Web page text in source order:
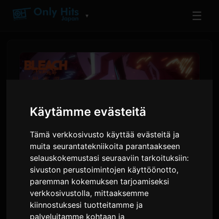
Käytämme evästeitä
Tämä verkkosivusto käyttää evästeitä ja
muita seurantatekniikoita parantaakseen
selauskokemustasi seuraaviin tarkoituksiin:
sivuston perustoimintojen käyttöönotto,
paremman kokemuksen tarjoamiseksi
verkkosivustolla, mittaaksemme
kiinnostuksesi tuotteitamme ja
palveluitamme kohtaan ja
▼ ☰
BLEACH -sarjan viimeinen
osio paljastaa 9Lanan
tunnuskappaleen 'Rasen'